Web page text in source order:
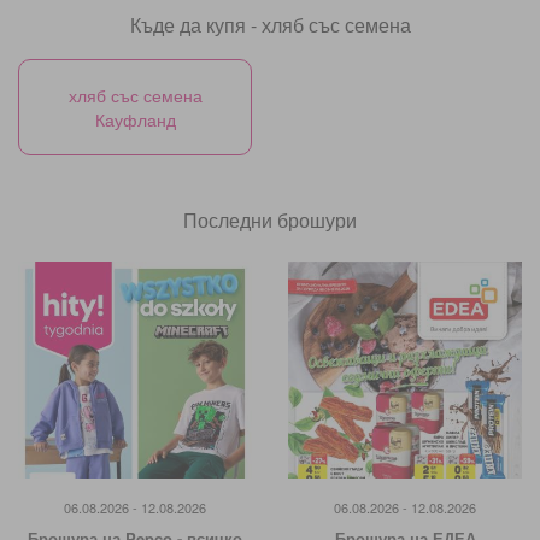
Къде да купя - хляб със семена
хляб със семена
Кауфланд
Последни брошури
06.08.2026 - 12.08.2026 06.08.2026 - 12.08.2026